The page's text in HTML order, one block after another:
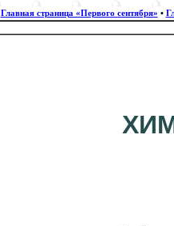
Главная страница «Первого сентября» •